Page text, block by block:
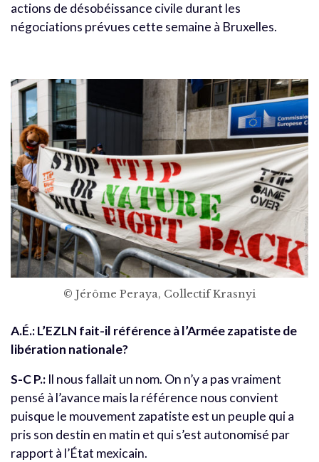
actions de désobéissance civile durant les
négociations prévues cette semaine à Bruxelles.
© Jérôme Peraya, Collectif Krasnyi
A.É.: L’EZLN fait-il référence à l’Armée zapatiste de
libération nationale?
S-C P.: Il nous fallait un nom. On n’y a pas vraiment
pensé à l’avance mais la référence nous convient
puisque le mouvement zapatiste est un peuple qui a
pris son destin en matin et qui s’est autonomisé par
rapport à l’État mexicain.